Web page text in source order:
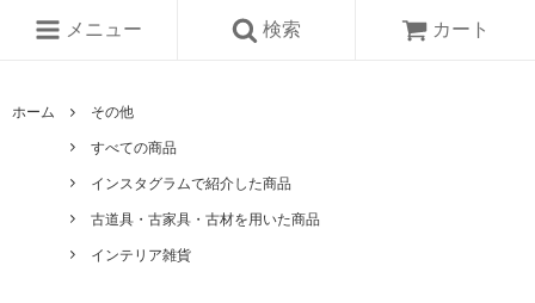
メニュー 検索 カート
ホーム その他
すべての商品
インスタグラムで紹介した商品
古道具・古家具・古材を用いた商品
インテリア雑貨